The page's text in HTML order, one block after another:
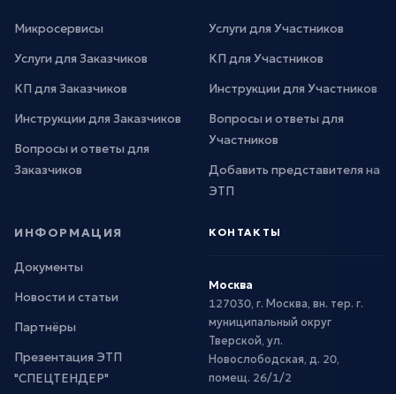
Микросервисы
Услуги для Заказчиков
КП для Заказчиков
Инструкции для Заказчиков
Вопросы и ответы для
Заказчиков
Услуги для Участников
КП для Участников
Инструкции для Участников
Вопросы и ответы для
Участников
Добавить представителя на
ЭТП
ИНФОРМАЦИЯ
Документы
Новости и статьи
Партнёры
Презентация ЭТП
"СПЕЦТЕНДЕР"
КОНТАКТЫ
Москва
127030, г. Москва, вн. тер. г.
муниципальный округ
Тверской, ул.
Новослободская, д. 20,
помещ. 26/1/2